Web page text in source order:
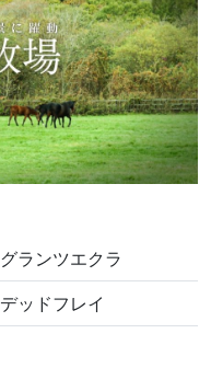
グランツエクラ
デッドフレイ